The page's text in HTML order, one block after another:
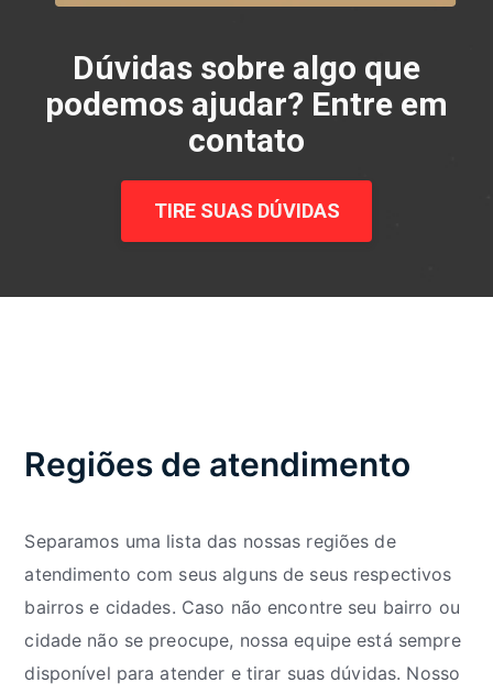
Dúvidas sobre algo que
podemos ajudar? Entre em
contato
TIRE SUAS DÚVIDAS
Regiões de atendimento
Separamos uma lista das nossas regiões de
atendimento com seus alguns de seus respectivos
bairros e cidades. Caso não encontre seu bairro ou
cidade não se preocupe, nossa equipe está sempre
disponível para atender e tirar suas dúvidas. Nosso